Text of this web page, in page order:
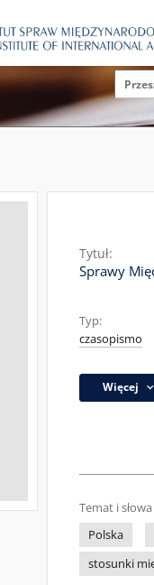
Tytuł:
Sprawy
Typ:
czasopismo
Więcej
Temat i
Polska
stosunki